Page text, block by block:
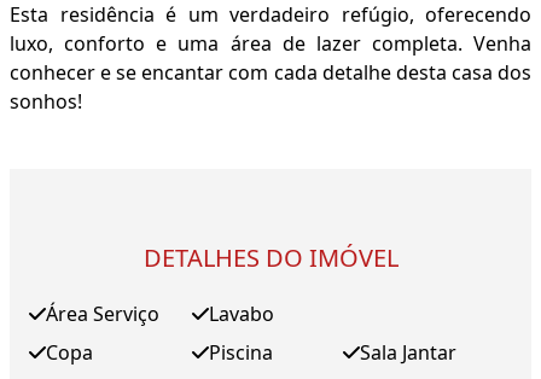
Esta residência é um verdadeiro refúgio, oferecendo
luxo, conforto e uma área de lazer completa. Venha
conhecer e se encantar com cada detalhe desta casa dos
sonhos!
DETALHES DO IMÓVEL
Área Serviço
Copa
Lavabo
Piscina
Sala Jantar